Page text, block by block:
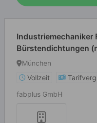
Industriemechaniker
Bürstendichtungen
München
Vollzeit
fabplus GmbH